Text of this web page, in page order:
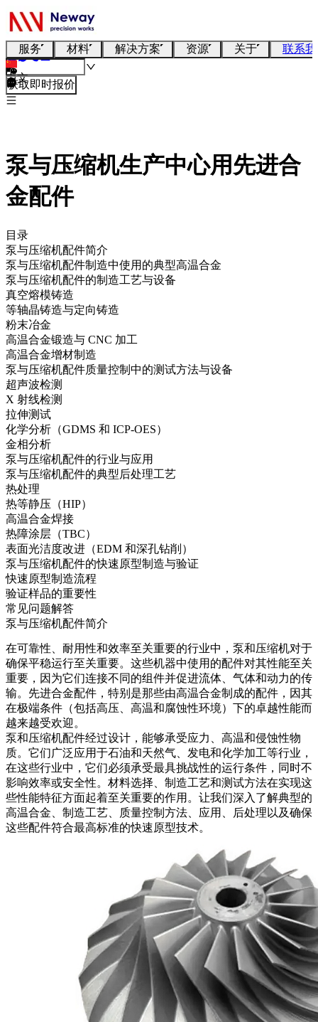
服务 材料 解决方案 资源 关于 联系
中文
获取即时报价
泵与压缩机生产中心用先进合
金配件
目录
泵与压缩机配件简介
泵与压缩机配件制造中使用的典型高温合金
泵与压缩机配件的制造工艺与设备
真空熔模铸造
等轴晶铸造与定向铸造
粉末冶金
高温合金锻造与 CNC 加工
高温合金增材制造
泵与压缩机配件质量控制中的测试方法与设备
超声波检测
X 射线检测
拉伸测试
化学分析（GDMS 和 ICP-OES）
金相分析
泵与压缩机配件的行业与应用
泵与压缩机配件的典型后处理工艺
热处理
热等静压（HIP）
高温合金焊接
热障涂层（TBC）
表面光洁度改进（EDM 和深孔钻削）
泵与压缩机配件的快速原型制造与验证
快速原型制造流程
验证样品的重要性
常见问题解答
泵与压缩机配件简介
在可靠性、耐用性和效率至关重要的行业中，泵和压缩机对于
确保平稳运行至关重要。这些机器中使用的配件对其性能至关
重要，因为它们连接不同的组件并促进流体、气体和动力的传
输。先进合金配件，特别是那些由高温合金制成的配件，因其
在极端条件（包括高压、高温和腐蚀性环境）下的卓越性能而
越来越受欢迎。
泵和压缩机配件经过设计，能够承受应力、高温和侵蚀性物
质。它们广泛应用于石油和天然气 、发电和化学加工等行业，
在这些行业中，它们必须承受最具挑战性的运行条件，同时不
影响效率或安全性。材料选择、制造工艺和测试方法在实现这
些性能特征方面起着至关重要的作用。让我们深入了解典型的
高温合金、制造工艺、质量控制方法、应用、后处理以及确保
这些配件符合最高标准的快速原型技术。